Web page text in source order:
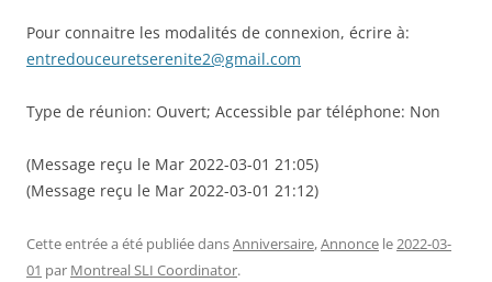
Pour connaitre les modalités de connexion, écrire à:
entredouceuretserenite2@gmail.com
Type de réunion: Ouvert; Accessible par téléphone: Non
(Message reçu le Mar 2022-03-01 21:05)
(Message reçu le Mar 2022-03-01 21:12)
Cette entrée a été publiée dansAnniversaire,Annonce le2022-03-
01 par Montreal SLI Coordinator.